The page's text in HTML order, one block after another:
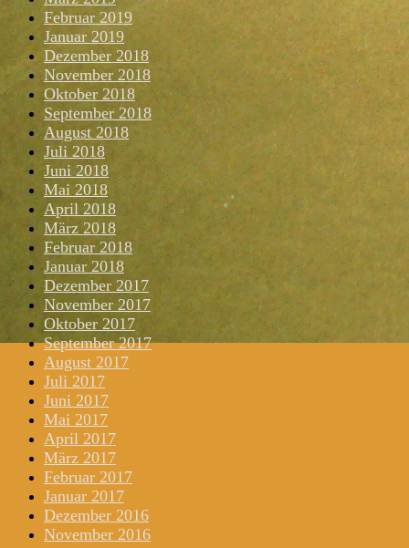
Februar 2019
Januar 2019
Dezember 2018
November 2018
Oktober 2018
September 2018
August 2018
Juli 2018
Juni 2018
Mai 2018
April 2018
März 2018
Februar 2018
Januar 2018
Dezember 2017
November 2017
Oktober 2017
September 2017
August 2017
Juli 2017
Juni 2017
Mai 2017
April 2017
März 2017
Februar 2017
Januar 2017
Dezember 2016
November 2016